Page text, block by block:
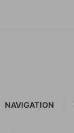
NAVIGATION